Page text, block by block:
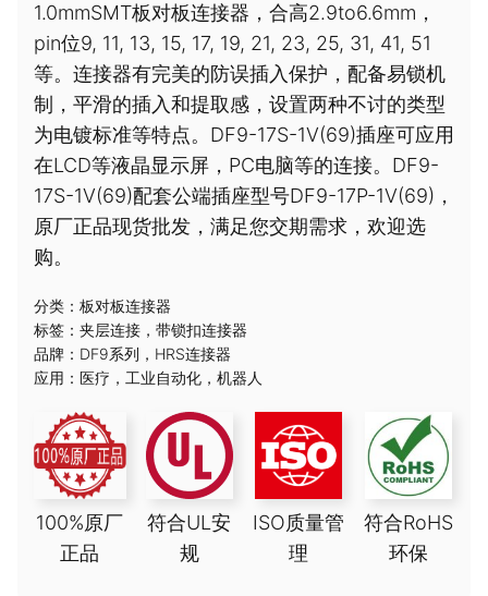
1.0mmSMT板对板连接器，合高2.9to6.6mm，
pin位9, 11, 13, 15, 17, 19, 21, 23, 25, 31, 41, 51
等。连接器有完美的防误插入保护，配备易锁机
制，平滑的插入和提取感，设置两种不讨的类型
为电镀标准等特点。DF9-17S-1V(69)插座可应用
在LCD等液晶显示屏，PC电脑等的连接。DF9-
17S-1V(69)配套公端插座型号DF9-17P-1V(69)，
原厂正品现货批发，满足您交期需求，欢迎选
购。
分类： 板对板连接器
标签： 夹层连接 ， 带锁扣连接器
品牌： DF9系列 ， HRS连接器
应用： 医疗 ， 工业自动化 ， 机器人
100%原厂
正品
符合UL安
规
ISO质量管
理
符合RoHS
环保